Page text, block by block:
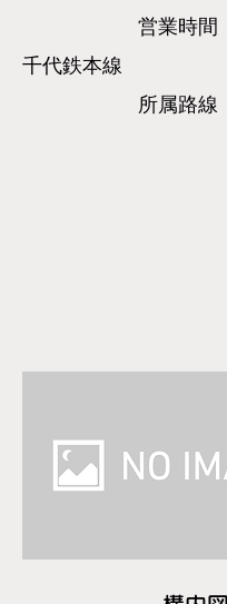
営業時間
千代鉄本線
所属路線